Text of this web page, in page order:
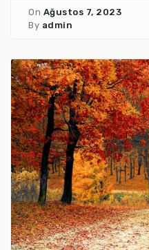
On Ağustos 7, 2023
By admin